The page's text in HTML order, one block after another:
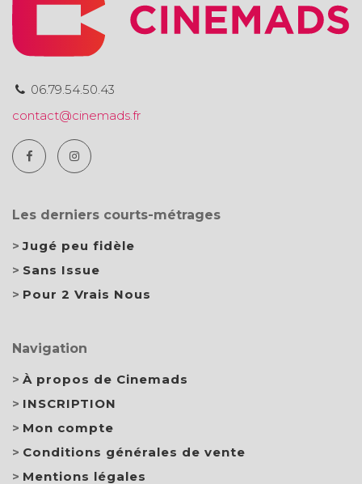
06.79.54.50.43
contact@cinemads.fr
Les derniers courts-métrages
Jugé peu fidèle
Sans Issue
Pour 2 Vrais Nous
Navigation
À propos de Cinemads
INSCRIPTION
Mon compte
Conditions générales de vente
Mentions légales